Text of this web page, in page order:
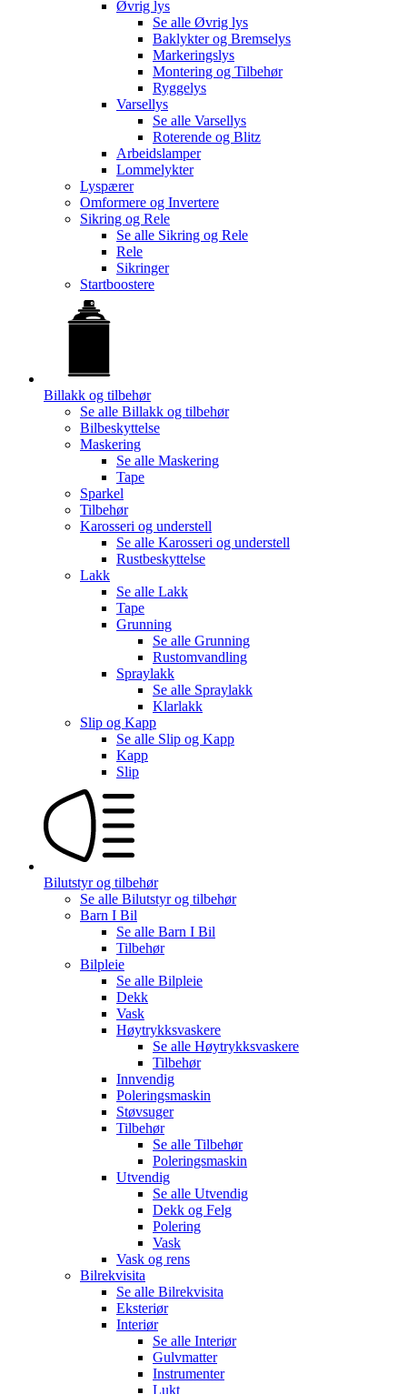
Øvrig lys
Se alle Øvrig lys
Baklykter og Bremselys
Markeringslys
Montering og Tilbehør
Ryggelys
Varsellys
Se alle Varsellys
Roterende og Blitz
Arbeidslamper
Lommelykter
Lyspærer
Omformere og Invertere
Sikring og Rele
Se alle Sikring og Rele
Rele
Sikringer
Startboostere
Billakk og tilbehør
Se alle Billakk og tilbehør
Bilbeskyttelse
Maskering
Se alle Maskering
Tape
Sparkel
Tilbehør
Karosseri og understell
Se alle Karosseri og understell
Rustbeskyttelse
Lakk
Se alle Lakk
Tape
Grunning
Se alle Grunning
Rustomvandling
Spraylakk
Se alle Spraylakk
Klarlakk
Slip og Kapp
Se alle Slip og Kapp
Kapp
Slip
Bilutstyr og tilbehør
Se alle Bilutstyr og tilbehør
Barn I Bil
Se alle Barn I Bil
Tilbehør
Bilpleie
Se alle Bilpleie
Dekk
Vask
Høytrykksvaskere
Se alle Høytrykksvaskere
Tilbehør
Innvendig
Poleringsmaskin
Støvsuger
Tilbehør
Se alle Tilbehør
Poleringsmaskin
Utvendig
Se alle Utvendig
Dekk og Felg
Polering
Vask
Vask og rens
Bilrekvisita
Se alle Bilrekvisita
Eksteriør
Interiør
Se alle Interiør
Gulvmatter
Instrumenter
Lukt